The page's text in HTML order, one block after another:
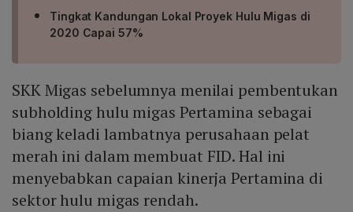
Tingkat Kandungan Lokal Proyek Hulu Migas di
2020 Capai 57%
SKK Migas sebelumnya menilai pembentukan
subholding hulu migas Pertamina sebagai
biang keladi lambatnya perusahaan pelat
merah ini dalam membuat FID. Hal ini
menyebabkan capaian kinerja Pertamina di
sektor hulu migas rendah.